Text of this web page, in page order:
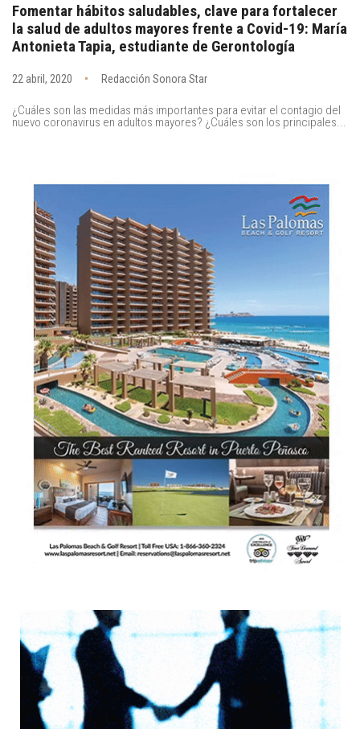
Fomentar hábitos saludables, clave para fortalecer
la salud de adultos mayores frente a Covid-19: María
Antonieta Tapia, estudiante de Gerontología
22 abril, 2020 Redacción Sonora Star
¿Cuáles son las medidas más importantes para evitar el contagio del
nuevo coronavirus en adultos mayores? ¿Cuáles son los principales...